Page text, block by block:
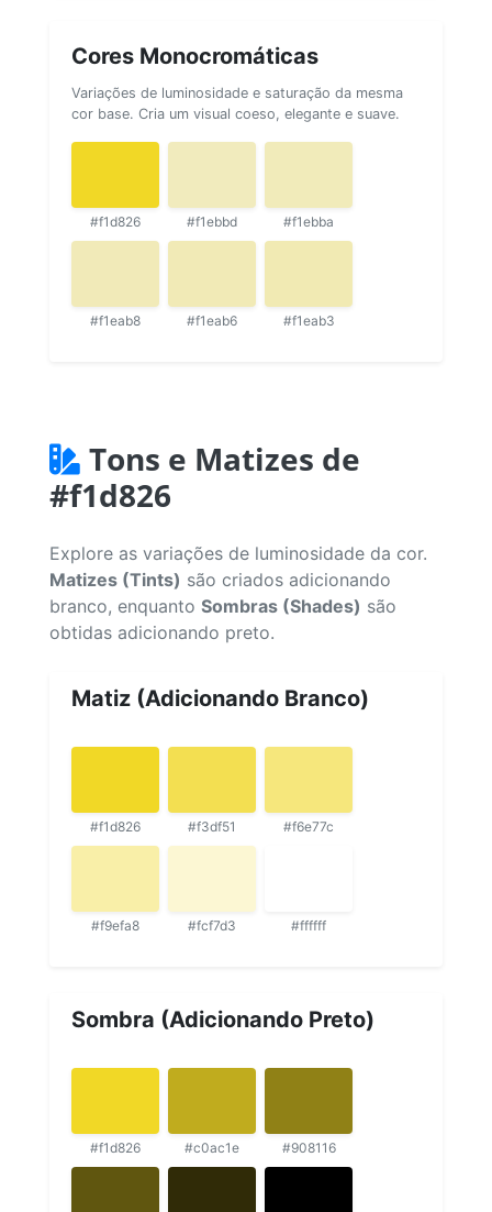
Cores Monocromáticas
Variações de luminosidade e saturação da mesma
cor base. Cria um visual coeso, elegante e suave.
#f1d826 #f1ebbd #f1ebba
#f1eab8 #f1eab6 #f1eab3
Tons e Matizes de
#f1d826
Explore as variações de luminosidade da cor.
Matizes (Tints) são criados adicionando
branco, enquanto Sombras (Shades) são
obtidas adicionando preto.
Matiz (Adicionando Branco)
#f1d826 #f3df51 #f6e77c
#f9efa8 #fcf7d3 #ffffff
Sombra (Adicionando Preto)
#f1d826 #c0ac1e #908116